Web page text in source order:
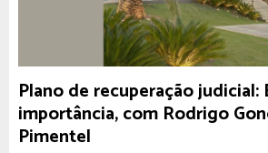
Plano de recuperação judicial:
importância, com Rodrigo
Pimentel